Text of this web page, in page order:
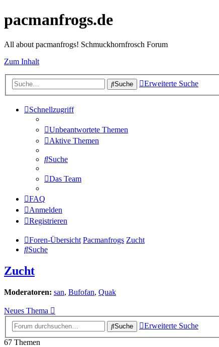
pacmanfrogs.de
All about pacmanfrogs! Schmuckhornfrosch Forum
Zum Inhalt
Suche Erweiterte Suche
Schnellzugriff
Unbeantwortete Themen
Aktive Themen
Suche
Das Team
FAQ
Anmelden
Registrieren
Foren-Übersicht Pacmanfrogs Zucht
Suche
Zucht
Moderatoren: san, Bufofan, Quak
Neues Thema
Suche
Erweiterte Suche
67 Themen